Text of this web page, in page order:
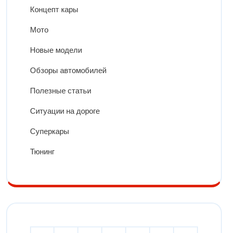
Концепт кары
Мото
Новые модели
Обзоры автомобилей
Полезные статьи
Ситуации на дороге
Суперкары
Тюнинг